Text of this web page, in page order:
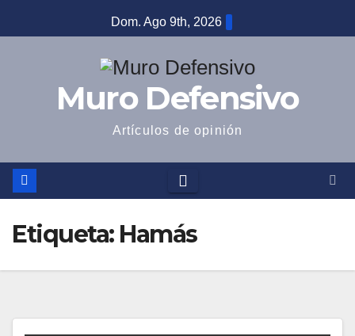
al
Dom. Ago 9th, 2026
Muro Defensivo
Artículos de opinión
Etiqueta: Hamás